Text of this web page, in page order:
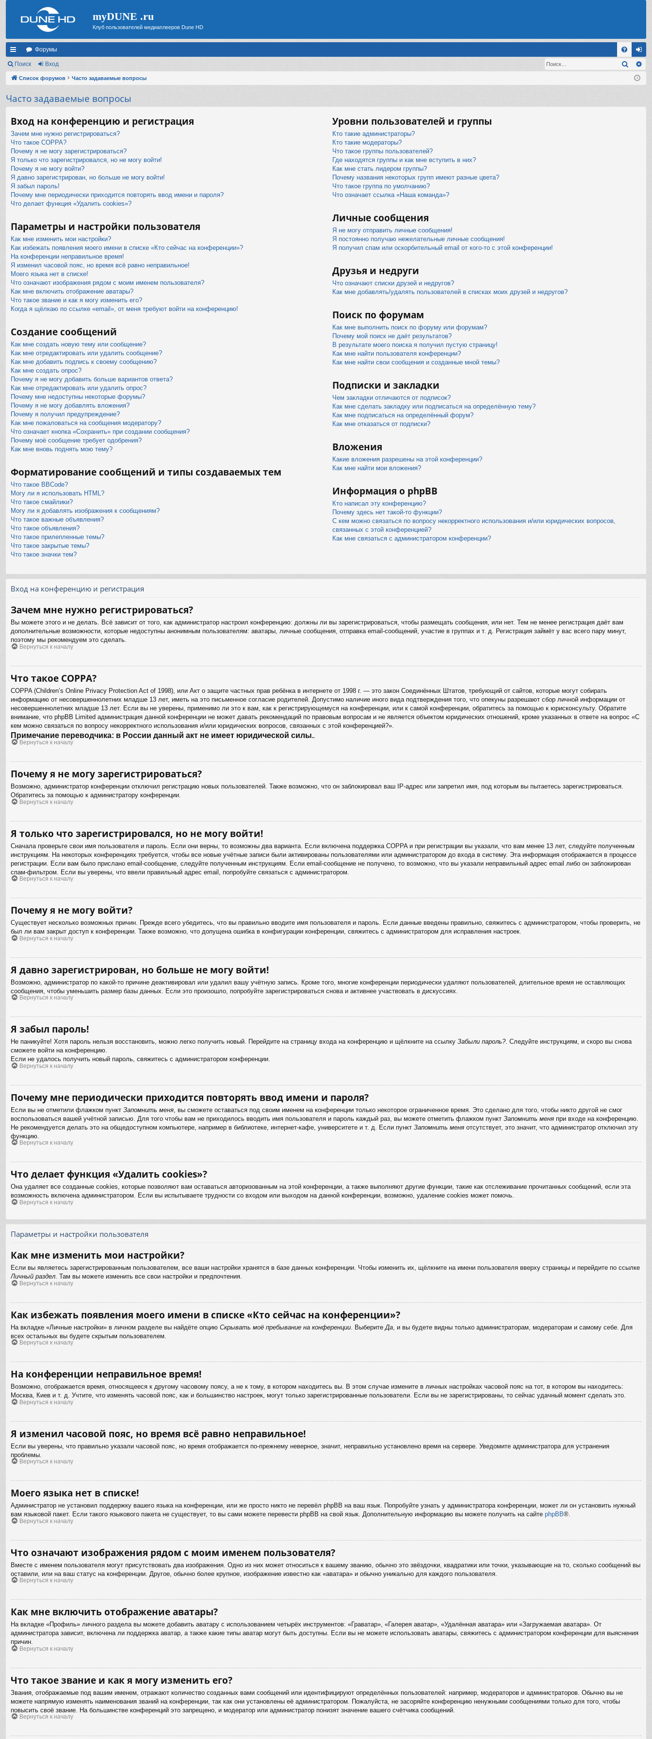
myDUNE .ru
Клуб пользователей медиаплееров Dune HD
с
ы
и
Форумы
FA хо
д
Поиск Вход Поиск
Список форумов Часто задаваемые вопросы
Часто задаваемые вопросы
Вход на конференцию и регистрация
Зачем мне нужно регистрироваться?
Что такое COPPA?
Почему я не могу зарегистрироваться?
Я только что зарегистрировался, но не могу войти!
Почему я не могу войти?
Я давно зарегистрирован, но больше не могу войти!
Я забыл пароль!
Почему мне периодически приходится повторять ввод имени и пароля?
Что делает функция «Удалить cookies»?
Параметры и настройки пользователя
Как мне изменить мои настройки?
Как избежать появления моего имени в списке «Кто сейчас на конференции»?
На конференции неправильное время!
Я изменил часовой пояс, но время всё равно неправильное!
Моего языка нет в списке!
Что означают изображения рядом с моим именем пользователя?
Как мне включить отображение аватары?
Что такое звание и как я могу изменить его?
Когда я щёлкаю по ссылке «email», от меня требуют войти на конференцию!
Создание сообщений
Как мне создать новую тему или сообщение?
Как мне отредактировать или удалить сообщение?
Как мне добавить подпись к своему сообщению?
Как мне создать опрос?
Почему я не могу добавить больше вариантов ответа?
Как мне отредактировать или удалить опрос?
Почему мне недоступны некоторые форумы?
Почему я не могу добавлять вложения?
Почему я получил предупреждение?
Как мне пожаловаться на сообщения модератору?
Что означает кнопка «Сохранить» при создании сообщения?
Почему моё сообщение требует одобрения?
Как мне вновь поднять мою тему?
Форматирование сообщений и типы создаваемых тем
Что такое BBCode?
Могу ли я использовать HTML?
Что такое смайлики?
Могу ли я добавлять изображения к сообщениям?
Что такое важные объявления?
Что такое объявления?
Что такое прилепленные темы?
Что такое закрытые темы?
Что такое значки тем?
Уровни пользователей и группы
Кто такие администраторы?
Кто такие модераторы?
Что такое группы пользователей?
Где находятся группы и как мне вступить в них?
Как мне стать лидером группы?
Почему названия некоторых групп имеют разные цвета?
Что такое группа по умолчанию?
Что означает ссылка «Наша команда»?
Личные сообщения
Я не могу отправить личные сообщения!
Я постоянно получаю нежелательные личные сообщения!
Я получил спам или оскорбительный email от кого-то с этой конференции!
Друзья и недруги
Что означают списки друзей и недругов?
Как мне добавлять/удалять пользователей в списках моих друзей и недругов?
Поиск по форумам
Как мне выполнить поиск по форуму или форумам?
Почему мой поиск не даёт результатов?
В результате моего поиска я получил пустую страницу!
Как мне найти пользователя конференции?
Как мне найти свои сообщения и созданные мной темы?
Подписки и закладки
Чем закладки отличаются от подписок?
Как мне сделать закладку или подписаться на определённую тему?
Как мне подписаться на определённый форум?
Как мне отказаться от подписки?
Вложения
Какие вложения разрешены на этой конференции?
Как мне найти мои вложения?
Информация о phpBB
Кто написал эту конференцию?
Почему здесь нет такой-то функции?
С кем можно связаться по вопросу некорректного использования и/или юридических вопросов,
связанных с этой конференцией?
Как мне связаться с администратором конференции?
Вход на конференцию и регистрация
Зачем мне нужно регистрироваться?
Вы можете этого и не делать. Всё зависит от того, как администратор настроил конференцию: должны ли вы зарегистрироваться, чтобы размещать сообщения, или нет. Тем не менее регистрация даёт вам
дополнительные возможности, которые недоступны анонимным пользователям: аватары, личные сообщения, отправка email-сообщений, участие в группах и т. д. Регистрация займёт у вас всего пару минут,
поэтому мы рекомендуем это сделать.
Вернуться к началу
Что такое COPPA?
COPPA (Children’s Online Privacy Protection Act of 1998), или Акт о защите частных прав ребёнка в интернете от 1998 г. — это закон Соединённых Штатов, требующий от сайтов, которые могут собирать
информацию от несовершеннолетних младше 13 лет, иметь на это письменное согласие родителей. Допустимо наличие иного вида подтверждения того, что опекуны разрешают сбор личной информации от
несовершеннолетних младше 13 лет. Если вы не уверены, применимо ли это к вам, как к регистрирующемуся на конференции, или к самой конференции, обратитесь за помощью к юрисконсульту. Обратите
внимание, что phpBB Limited администрация данной конференции не может давать рекомендаций по правовым вопросам и не является объектом юридических отношений, кроме указанных в ответе на вопрос «С
кем можно связаться по вопросу некорректного использования и/или юридических вопросов, связанных с этой конференцией?».
Примечание переводчика: в России данный акт не имеет юридической силы.
Вернуться к началу
Почему я не могу зарегистрироваться?
Возможно, администратор конференции отключил регистрацию новых пользователей. Также возможно, что он заблокировал ваш IP-адрес или запретил имя, под которым вы пытаетесь зарегистрироваться.
Обратитесь за помощью к администратору конференции.
Вернуться к началу
Я только что зарегистрировался, но не могу войти!
Сначала проверьте свои имя пользователя и пароль. Если они верны, то возможны два варианта. Если включена поддержка COPPA и при регистрации вы указали, что вам менее 13 лет, следуйте полученным
инструкциям. На некоторых конференциях требуется, чтобы все новые учётные записи были активированы пользователями или администратором до входа в систему. Эта информация отображается в процессе
регистрации. Если вам было прислано email-сообщение, следуйте полученным инструкциям. Если email-сообщение не получено, то возможно, что вы указали неправильный адрес email либо он заблокирован
спам-фильтром. Если вы уверены, что ввели правильный адрес email, попробуйте связаться с администратором.
Вернуться к началу
Почему я не могу войти?
Существует несколько возможных причин. Прежде всего убедитесь, что вы правильно вводите имя пользователя и пароль. Если данные введены правильно, свяжитесь с администратором, чтобы проверить, не
был ли вам закрыт доступ к конференции. Также возможно, что допущена ошибка в конфигурации конференции, свяжитесь с администратором для исправления настроек.
Вернуться к началу
Я давно зарегистрирован, но больше не могу войти!
Возможно, администратор по какой-то причине деактивировал или удалил вашу учётную запись. Кроме того, многие конференции периодически удаляют пользователей, длительное время не оставляющих
сообщения, чтобы уменьшить размер базы данных. Если это произошло, попробуйте зарегистрироваться снова и активнее участвовать в дискуссиях.
Вернуться к началу
Я забыл пароль!
Не паникуйте! Хотя пароль нельзя восстановить, можно легко получить новый. Перейдите на страницу входа на конференцию и щёлкните на ссылку Забыли пароль?. Следуйте инструкциям, и скоро вы снова
сможете войти на конференцию.
Если не удалось получить новый пароль, свяжитесь с администратором конференции.
Вернуться к началу
Почему мне периодически приходится повторять ввод имени и пароля?
Если вы не отметили флажком пункт Запомнить меня , вы сможете оставаться под своим именем на конференции только некоторое ограниченное время. Это сделано для того, чтобы никто другой не смог
воспользоваться вашей учётной записью. Для того чтобы вам не приходилось вводить имя пользователя и пароль каждый раз, вы можете отметить флажком пункт Запомнить меня при входе на конференцию.
Не рекомендуется делать это на общедоступном компьютере, например в библиотеке, интернет-кафе, университете и т. д. Если пункт Запомнить меня отсутствует, это значит, что администратор отключил эту
функцию.
Вернуться к началу
Что делает функция «Удалить cookies»?
Она удаляет все созданные cookies, которые позволяют вам оставаться авторизованным на этой конференции, а также выполняют другие функции, такие как отслеживание прочитанных сообщений, если эта
возможность включена администратором. Если вы испытываете трудности со входом или выходом на данной конференции, возможно, удаление cookies может помочь.
Вернуться к началу
Параметры и настройки пользователя
Как мне изменить мои настройки?
Если вы являетесь зарегистрированным пользователем, все ваши настройки хранятся в базе данных конференции. Чтобы изменить их, щёлкните на имени пользователя вверху страницы и перейдите по ссылке
Личный раздел. Там вы можете изменить все свои настройки и предпочтения.
Вернуться к началу
Как избежать появления моего имени в списке «Кто сейчас на конференции»?
На вкладке «Личные настройки» в личном разделе вы найдёте опцию Скрывать моё пребывание на конференции . Выберите Да , и вы будете видны только администраторам, модераторам и самому себе. Для
всех остальных вы будете скрытым пользователем.
Вернуться к началу
На конференции неправильное время!
Возможно, отображается время, относящееся к другому часовому поясу, а не к тому, в котором находитесь вы. В этом случае измените в личных настройках часовой пояс на тот, в котором вы находитесь:
Москва, Киев и т. д. Учтите, что изменять часовой пояс, как и большинство настроек, могут только зарегистрированные пользователи. Если вы не зарегистрированы, то сейчас удачный момент сделать это.
Вернуться к началу
Я изменил часовой пояс, но время всё равно неправильное!
Если вы уверены, что правильно указали часовой пояс, но время отображается по-прежнему неверное, значит, неправильно установлено время на сервере. Уведомите администратора для устранения
проблемы.
Вернуться к началу
Моего языка нет в списке!
Администратор не установил поддержку вашего языка на конференции, или же просто никто не перевёл phpBB на ваш язык. Попробуйте узнать у администратора конференции, может ли он установить нужный
вам языковой пакет. Если такого языкового пакета не существует, то вы сами можете перевести phpBB на свой язык. Дополнительную информацию вы можете получить на сайте phpBB®.
Вернуться к началу
Что означают изображения рядом с моим именем пользователя?
Вместе с именем пользователя могут присутствовать два изображения. Одно из них может относиться к вашему званию, обычно это звёздочки, квадратики или точки, указывающие на то, сколько сообщений вы
оставили, или на ваш статус на конференции. Другое, обычно более крупное, изображение известно как «аватара» и обычно уникально для каждого пользователя.
Вернуться к началу
Как мне включить отображение аватары?
На вкладке «Профиль» личного раздела вы можете добавить аватару с использованием четырёх инструментов: «Граватар», «Галерея аватар», «Удалённая аватара» или «Загружаемая аватара». От
администратора зависит, включена ли поддержка аватар, а также какие типы аватар могут быть доступны. Если вы не можете использовать аватары, свяжитесь с администратором конференции для выяснения
причин.
Вернуться к началу
Что такое звание и как я могу изменить его?
Звания, отображаемые под вашим именем, отражают количество созданных вами сообщений или идентифицируют определённых пользователей: например, модераторов и администраторов. Обычно вы не
можете напрямую изменять наименования званий на конференции, так как они установлены её администратором. Пожалуйста, не засоряйте конференцию ненужными сообщениями только для того, чтобы
повысить своё звание. На большинстве конференций это запрещено, и модератор или администратор понизят значение вашего счётчика сообщений.
Вернуться к началу